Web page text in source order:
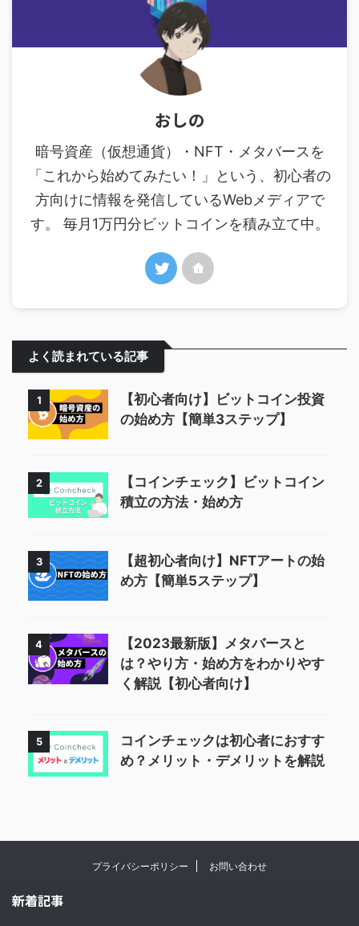
おしの
暗号資産（仮想通貨）・NFT・メタバースを
「これから始めてみたい！」という、初心者の
方向けに情報を発信しているWebメディアで
す。 毎月1万円分ビットコインを積み立て中。
よく読まれている記事
1
【初心者向け】ビットコイン投資
の始め方【簡単3ステップ】
2
【コインチェック】ビットコイン
積立の方法・始め方
3
【超初心者向け】NFTアートの始
め方【簡単5ステップ】
4
【2023最新版】メタバースと
は？やり方・始め方をわかりやす
く解説【初心者向け】
5
コインチェックは初心者におすす
め？メリット・デメリットを解説
プライバシーポリシー お問い合わせ
新着記事